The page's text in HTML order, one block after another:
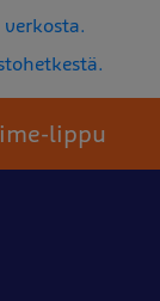
lippu